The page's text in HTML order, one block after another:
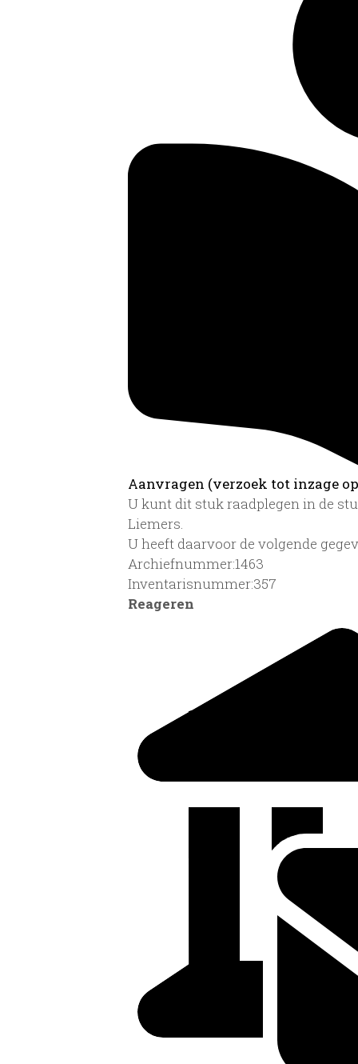
Aanvragen (verzoek tot inzage
U kunt dit stuk raadplegen in de
Liemers.
U heeft daarvoor de volgende
Archiefnummer:1463
Inventarisnummer:357
Reageren